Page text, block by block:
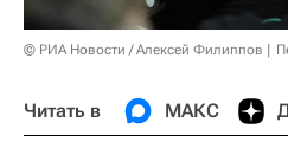
© РИА Новости / Алексей Филиппов
Читать в МАКС